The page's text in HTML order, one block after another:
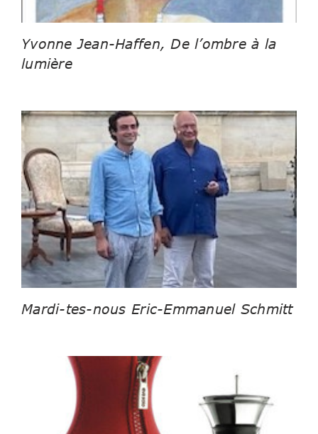
Yvonne Jean-Haffen, De l’ombre à la
lumière
Mardi-tes-nous Eric-Emmanuel Schmitt